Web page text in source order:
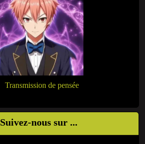
Transmission de pensée
Suivez-nous sur ...